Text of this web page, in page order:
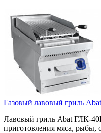
Газовый лавовый гриль
Лавовый гриль Abat ГЛК-
приготовления мяса, рыбы,